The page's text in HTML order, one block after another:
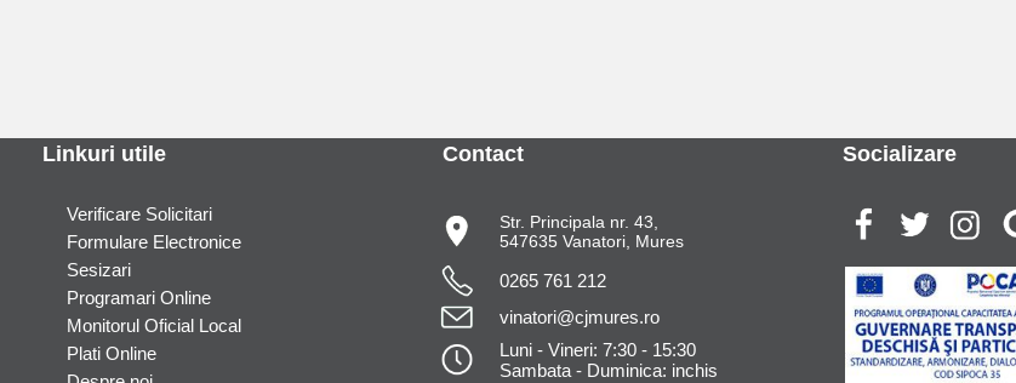
Linkuri utile
Verificare Solicitari
Formulare Electronice
Sesizari
Programari Online
Monitorul Oficial Local
Plati Online
Contact
Str. Principala nr. 43,
547635 Vanatori, Mures
0265 761 212
vinatori@cjmures.ro
Luni - Vineri: 7:30 - 15:30
Sambata - Duminica: inchis
Socializare